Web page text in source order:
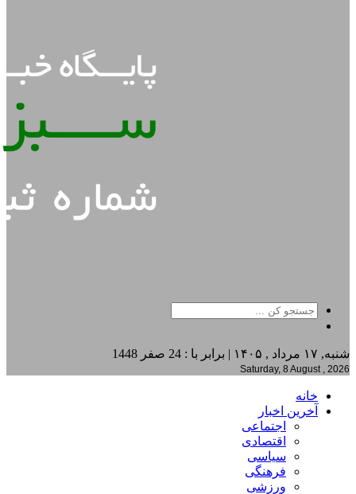
شنبه, ۱۷ مرداد , ۱۴۰۵ | برابر با : 24 صفر 1448
Saturday, 8 August , 2026
خانه
آخرین اخبار
اجتماعی
اقتصادی
سیاسی
فرهنگی
ورزشی